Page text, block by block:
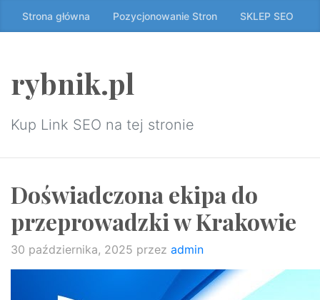
Przeskocz
do
Strona główna Pozycjonowanie Stron SKLEP SEO
rybnik.pl
Kup Link SEO na tej stronie
Doświadczona ekipa do
przeprowadzki w Krakowie
30 października, 2025 przez admin